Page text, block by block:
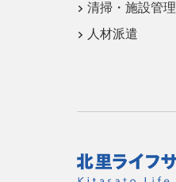
清掃・施設管理
人材派遣